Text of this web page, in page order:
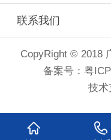
联系我们
CopyRight © 2018
备案号： 粤
技